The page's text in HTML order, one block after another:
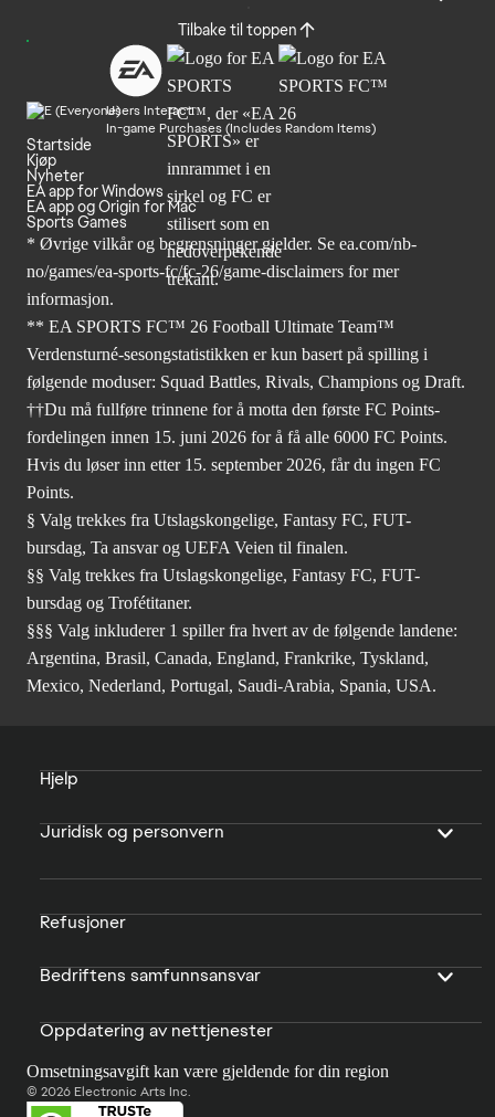
Tilbake til toppen
Users Interact
In-game Purchases (Includes Random Items)
Startside
Kjøp
Nyheter
EA app for Windows
EA app og Origin for Mac
Sports Games
* Øvrige vilkår og begrensninger gjelder. Se ea.com/nb-
no/games/ea-sports-fc/fc-26/game-disclaimers for mer
informasjon.
** EA SPORTS FC™ 26 Football Ultimate Team™
Verdensturné-sesongstatistikken er kun basert på spilling i
følgende moduser: Squad Battles, Rivals, Champions og Draft.
††Du må fullføre trinnene for å motta den første FC Points-
fordelingen innen 15. juni 2026 for å få alle 6000 FC Points.
Hvis du løser inn etter 15. september 2026, får du ingen FC
Points.
§ Valg trekkes fra Utslagskongelige, Fantasy FC, FUT-
bursdag, Ta ansvar og UEFA Veien til finalen.
§§ Valg trekkes fra Utslagskongelige, Fantasy FC, FUT-
bursdag og Trofétitaner.
§§§ Valg inkluderer 1 spiller fra hvert av de følgende landene:
Argentina, Brasil, Canada, England, Frankrike, Tyskland,
Mexico, Nederland, Portugal, Saudi-Arabia, Spania, USA.
Hjelp
Juridisk og personvern
Refusjoner
Bedriftens samfunnsansvar
Oppdatering av nettjenester
Omsetningsavgift kan være gjeldende for din region
© 2026 Electronic Arts Inc.